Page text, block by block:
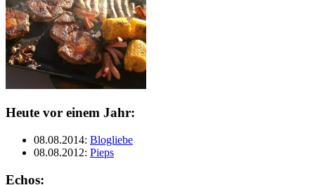
Heute vor einem Jahr:
08.08.2014: Blogliebe
08.08.2012: Pieps
Echos: